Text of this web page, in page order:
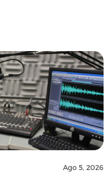
Ago 5, 2026